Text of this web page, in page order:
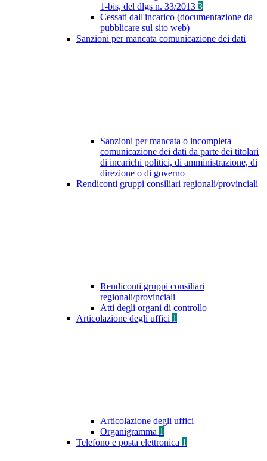
1-bis, del dlgs n. 33/2013 3
Cessati dall'incarico (documentazione da
pubblicare sul sito web)
Sanzioni per mancata comunicazione dei dati
Sanzioni per mancata o incompleta
comunicazione dei dati da parte dei titolari
di incarichi politici, di amministrazione, di
direzione o di governo
Rendiconti gruppi consiliari regionali/provinciali
Rendiconti gruppi consiliari
regionali/provinciali
Atti degli organi di controllo
Articolazione degli uffici 1
Articolazione degli uffici
Organigramma 1
Telefono e posta elettronica 1